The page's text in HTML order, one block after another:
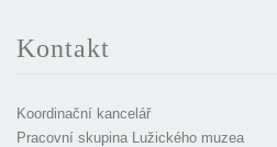
Kontakt
Koordinační kancelář
Pracovní skupina Lužického muzea